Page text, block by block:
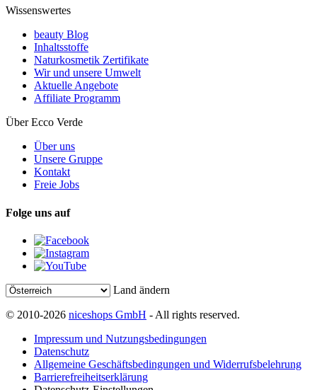
Wissenswertes
beauty Blog
Inhaltsstoffe
Naturkosmetik Zertifikate
Wir und unsere Umwelt
Aktuelle Angebote
Affiliate Programm
Über Ecco Verde
Über uns
Unsere Gruppe
Kontakt
Freie Jobs
Folge uns auf
Land ändern
© 2010-2026 niceshops GmbH - All rights reserved.
Impressum und Nutzungsbedingungen
Datenschutz
Allgemeine Geschäftsbedingungen und Widerrufsbelehrung
Barrierefreiheitserklärung